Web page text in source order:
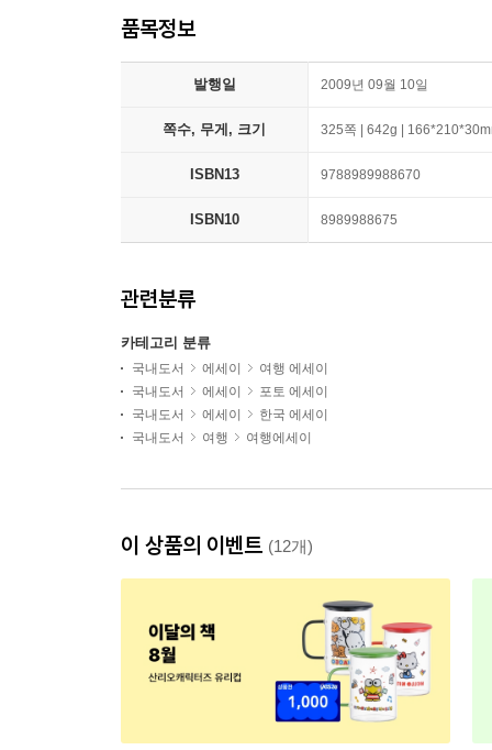
품목정보
발행일 2009년 09월 10일
쪽수, 무게, 크기 325쪽 | 642g |
ISBN13 9788989988670
ISBN10 8989988675
관련분류
카테고리 분류
국내도서 에세이
여행 에세이
국내도서
에세이
포토 에세이
국내도서
에세이
한국 에세이
국내도서
여행 여행에세이
이 상품의 이벤트 (12개)